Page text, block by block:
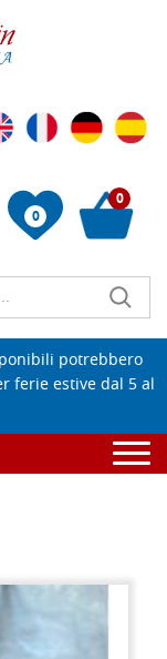
0
0
potrebbero
ferie estive dal 5 al